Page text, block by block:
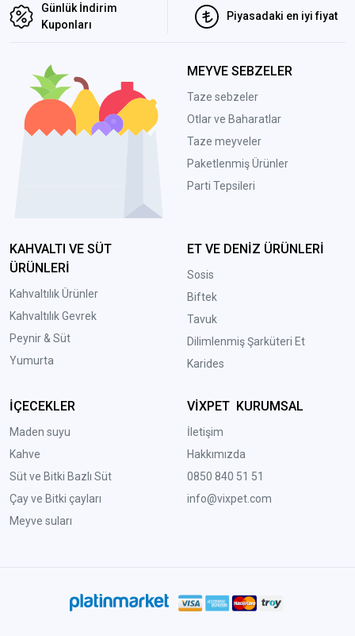
Günlük İndirim
Kuponları
Piyasadaki en iyi fiyat
MEYVE SEBZELER
Taze sebzeler
Otlar ve Baharatlar
Taze meyveler
Paketlenmiş Ürünler
Parti Tepsileri
KAHVALTI VE SÜT
ÜRÜNLERİ
Kahvaltılık Ürünler
Kahvaltılık Gevrek
Peynir & Süt
Yumurta
ET VE DENİZ ÜRÜNLERİ
Sosis
Biftek
Tavuk
Dilimlenmiş Şarküteri Et
Karides
İÇECEKLER
Maden suyu
Kahve
Süt ve Bitki Bazlı Süt
Çay ve Bitki çayları
Meyve suları
VİXPET KURUMSAL
İletişim
Hakkımızda
0850 840 51 51
info@vixpet.com